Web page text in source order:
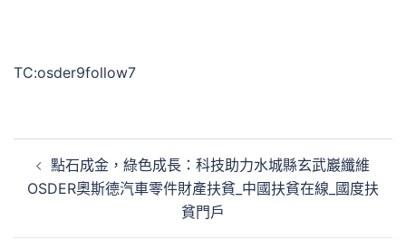
TC:osder9follow7
導
點石成金，綠色成長：科技助力水城縣玄武巖纖維
OSDER奧斯德汽車零件財產扶貧_中國扶貧在線_國度扶
貧門戶